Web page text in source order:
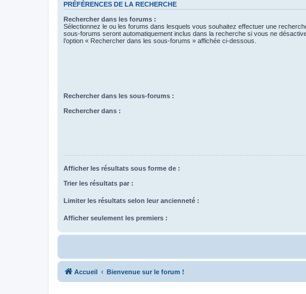
PRÉFÉRENCES DE LA RECHERCHE
Rechercher dans les forums :
Sélectionnez le ou les forums dans lesquels vous souhaitez effectuer une
sous-forums seront automatiquement inclus dans la recherche si vous ne
l’option « Rechercher dans les sous-forums » affichée ci-dessous.
Rechercher dans les sous-forums :
Rechercher dans :
Afficher les résultats sous forme de :
Trier les résultats par :
Limiter les résultats selon leur ancienneté :
Afficher seulement les premiers :
Accueil Bienvenue sur le forum !